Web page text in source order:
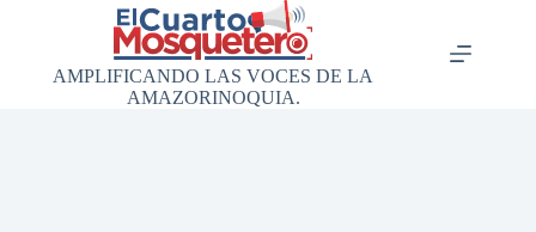
AMPLIFICANDO LAS VOCES DE LA
AMAZORINOQUIA.